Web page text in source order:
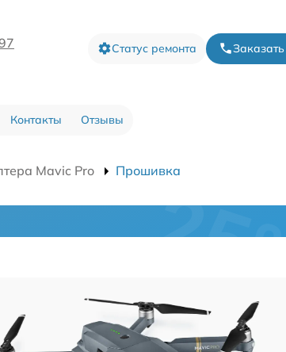
Статус ремонта
Контакты Отзывы
Mavic Pro Прошивка